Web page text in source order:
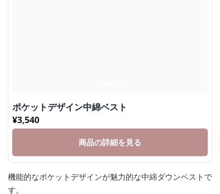
ポケットデザイン中綿ベスト
¥3,540
商品の詳細を見る
機能的なポケットデザインが魅力的な中綿ダウンベストで
す。